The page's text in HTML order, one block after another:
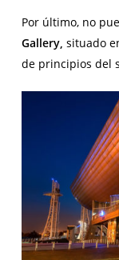
Por último, no
Gallery, situado
de principios del